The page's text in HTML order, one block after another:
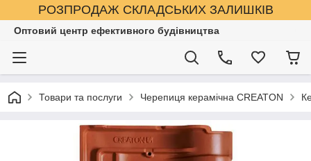
РОЗПРОДАЖ СКЛАДСЬКИХ ЗАЛИШКІВ
Оптовий центр ефективного будівництва
Товари та послуги Черепиця керамічна CREATON